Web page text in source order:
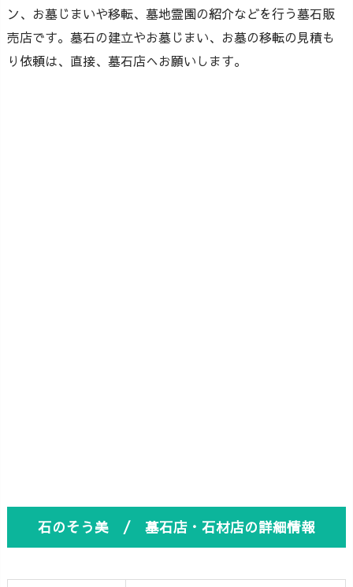
ン、お墓じまいや移転、墓地霊園の紹介などを行う墓石販
売店です。墓石の建立やお墓じまい、お墓の移転の見積も
り依頼は、直接、墓石店へお願いします。
石のそう美 / 墓石店・石材店の詳細情報